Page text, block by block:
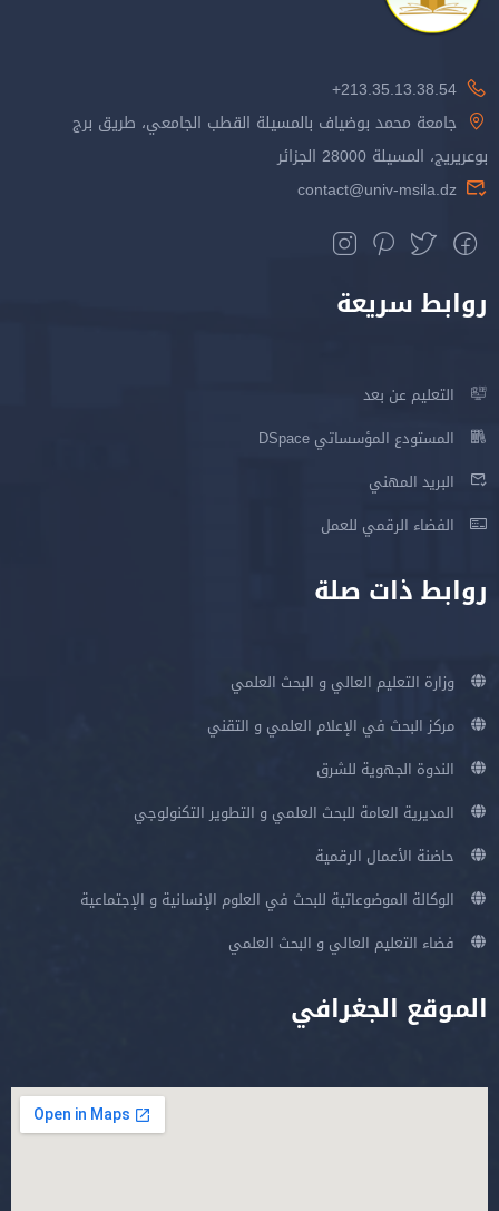
213.35.13.38.54+
جامعة محمد بوضياف بالمسيلة القطب الجامعي، طريق برج
بوعريريج، المسيلة 28000 الجزائر
contact@univ-msila.dz
روابط سريعة
التعليم عن بعد
المستودع المؤسساتي DSpace
البريد المهني
الفضاء الرقمي للعمل
روابط ذات صلة
وزارة التعليم العالي و البحث العلمي
مركز البحث في الإعلام العلمي و التقني
الندوة الجهوية للشرق
المديرية العامة للبحث العلمي و التطوير التكنولوجي
حاضنة الأعمال الرقمية
الوكالة الموضوعاتية للبحث في العلوم الإنسانية و الإجتماعية
فضاء التعليم العالي و البحث العلمي
الموقع الجغرافي